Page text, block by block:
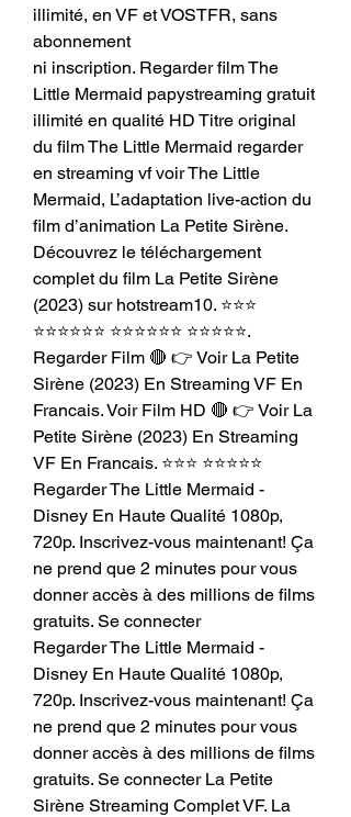
illimité, en VF et VOSTFR, sans
abonnement
ni inscription. Regarder film The
Little Mermaid papystreaming gratuit
illimité en qualité HD Titre original
du film The Little Mermaid regarder
en streaming vf voir The Little
Mermaid, L’adaptation live-action du
film d’animation La Petite Sirène.
Découvrez le téléchargement
complet du film La Petite Sirène
(2023) sur hotstream10. ⭐⭐⭐
⭐⭐⭐⭐⭐⭐ ⭐⭐⭐⭐⭐⭐ ⭐⭐⭐⭐⭐.
Regarder Film 🔴 👉 Voir La Petite
Sirène (2023) En Streaming VF En
Francais. Voir Film HD 🔴 👉 Voir La
Petite Sirène (2023) En Streaming
VF En Francais. ⭐⭐⭐ ⭐⭐⭐⭐⭐
Regarder The Little Mermaid -
Disney En Haute Qualité 1080p,
720p. Inscrivez-vous maintenant! Ça
ne prend que 2 minutes pour vous
donner accès à des millions de films
gratuits. Se connecter
Regarder The Little Mermaid -
Disney En Haute Qualité 1080p,
720p. Inscrivez-vous maintenant! Ça
ne prend que 2 minutes pour vous
donner accès à des millions de films
gratuits. Se connecter La Petite
Sirène Streaming Complet VF. La